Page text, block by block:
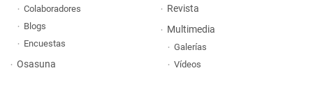
Colaboradores
Blogs
Encuestas
Osasuna
Revista
Multimedia
Galerías
Vídeos